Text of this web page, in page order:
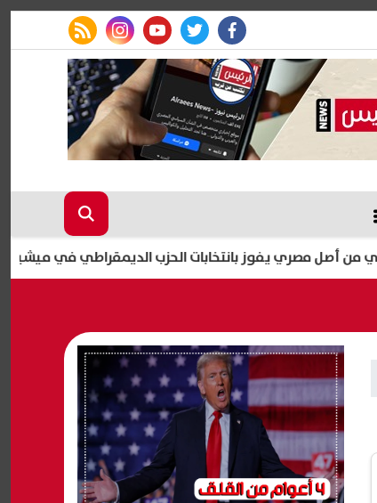
facebook
twitter
youtube
instagram
rss feed
مصري يفوز بانتخابات الحزب الديمقراطي في ميشيغان